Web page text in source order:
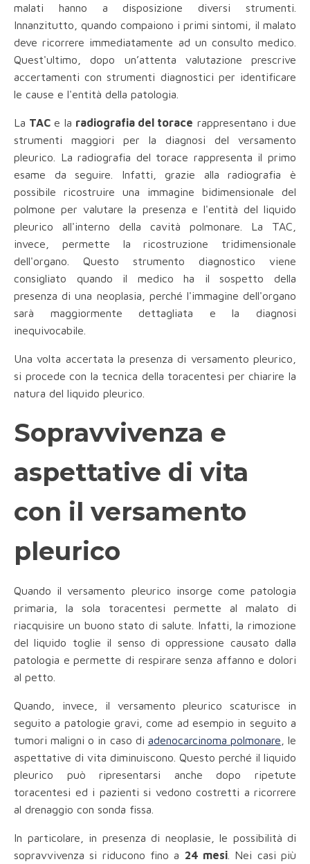
malati hanno a disposizione diversi strumenti.
Innanzitutto, quando compaiono i primi sintomi, il malato
deve ricorrere immediatamente ad un consulto medico.
Quest'ultimo, dopo un’attenta valutazione prescrive
accertamenti con strumenti diagnostici per identificare
le cause e l'entità della patologia.
La TAC e la radiografia del torace rappresentano i due
strumenti maggiori per la diagnosi del versamento
pleurico. La radiografia del torace rappresenta il primo
esame da seguire. Infatti, grazie alla radiografia è
possibile ricostruire una immagine bidimensionale del
polmone per valutare la presenza e l'entità del liquido
pleurico all'interno della cavità polmonare. La TAC,
invece, permette la ricostruzione tridimensionale
dell'organo. Questo strumento diagnostico viene
consigliato quando il medico ha il sospetto della
presenza di una neoplasia, perché l'immagine dell'organo
sarà maggiormente dettagliata e la diagnosi
inequivocabile.
Una volta accertata la presenza di versamento pleurico,
si procede con la tecnica della toracentesi per chiarire la
natura del liquido pleurico.
Sopravvivenza e
aspettative di vita
con il versamento
pleurico
Quando il versamento pleurico insorge come patologia
primaria, la sola toracentesi permette al malato di
riacquisire un buono stato di salute. Infatti, la rimozione
del liquido toglie il senso di oppressione causato dalla
patologia e permette di respirare senza affanno e dolori
al petto.
Quando, invece, il versamento pleurico scaturisce in
seguito a patologie gravi, come ad esempio in seguito a
tumori maligni o in caso di adenocarcinoma polmonare , le
aspettative di vita diminuiscono. Questo perché il liquido
pleurico può ripresentarsi anche dopo ripetute
toracentesi ed i pazienti si vedono costretti a ricorrere
al drenaggio con sonda fissa.
In particolare, in presenza di neoplasie, le possibilità di
sopravvivenza si riducono fino a 24 mesi . Nei casi più